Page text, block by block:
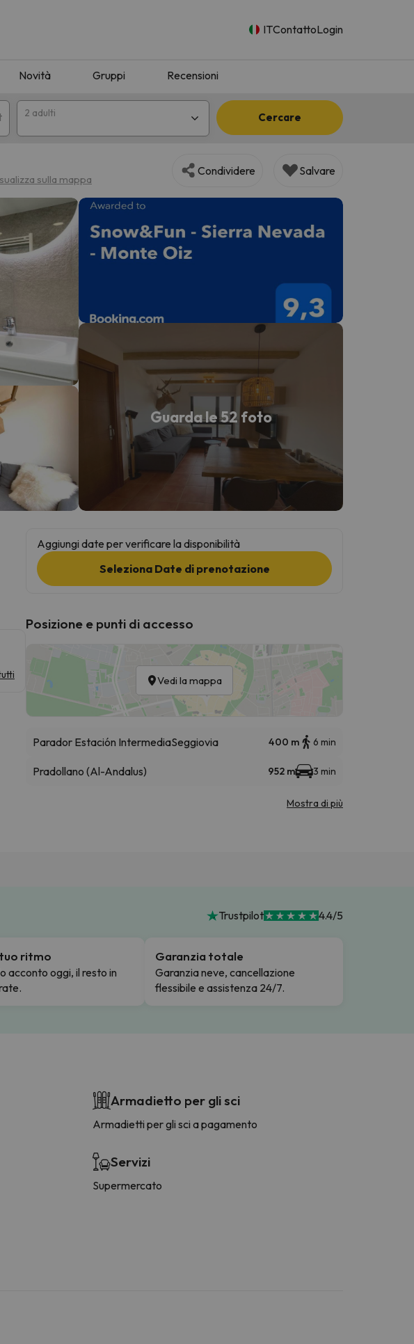
ITContattoLogin
Novità Gruppi Recensioni
2 adulti Cercare
sulla mappa
Condividere Salvare
Guarda le 52 foto
Aggiungi date per verificare la disponibilità
Seleziona Date di prenotazione
Posizione e punti di accesso
Vedi la mappa
Parador Estación IntermediaSeggiovia 400 m 6 min
Pradollano (Al-Andalus) 952 m 3 min
Mostra di più
Trustpilot 4.4/5
ritmo
acconto oggi, il resto in
Garanzia totale
Garanzia neve, cancellazione
flessibile e assistenza 24/7.
Armadietto per gli sci
Armadietti per gli sci a pagamento
Servizi
Supermercato